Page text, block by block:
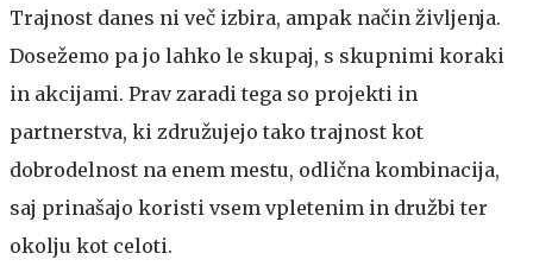
Trajnost danes ni več izbira, ampak način življenja.
Dosežemo pa jo lahko le skupaj, s skupnimi koraki
in akcijami. Prav zaradi tega so projekti in
partnerstva, ki združujejo tako trajnost kot
dobrodelnost na enem mestu, odlična kombinacija,
saj prinašajo koristi vsem vpletenim in družbi ter
okolju kot celoti.